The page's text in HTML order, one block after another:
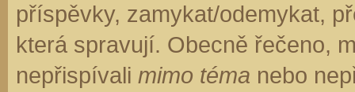
příspěvky, zamykat/odemykat,
která spravují. Obecně řečeno,
nepřispívali mimo téma nebo